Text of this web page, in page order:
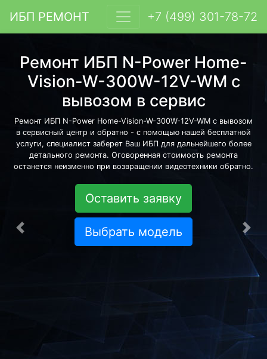
ИБП РЕМОНТ +7 (499) 301-78-72
Ремонт ИБП N-Power Home-
Vision-W-300W-12V-WM с
вывозом в сервис
Ремонт ИБП N-Power Home-Vision-W-300W-12V-WM с вывозом
в сервисный центр и обратно - с помощью нашей бесплатной
услуги, специалист заберет Ваш ИБП для дальнейшего более
детального ремонта. Оговоренная стоимость ремонта
останется неизменно при возвращении видеотехники обратно.
Оставить заявку
Выбрать модель
Предыдущая